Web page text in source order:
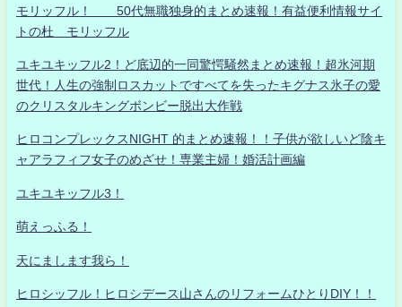
モリッフル！ 50代無職独身的まとめ速報！有益便利情報サイ
トの杜 モリッフル
ユキユキッフル2！ど底辺的一同驚愕騒然まとめ速報！超氷河期
世代！人生の強制ロスカットですべてを失ったキグナス氷子の愛
のクリスタルキングボンビー脱出大作戦
ヒロコンプレックスNIGHT 的まとめ速報！！子供が欲しいど陰キ
ャアラフィフ女子のめざせ！専業主婦！婚活計画編
ユキユキッフル3！
萌えっふる！
天にまします我ら！
ヒロシッフル！ヒロシデース山さんのリフォームひとりDIY！！